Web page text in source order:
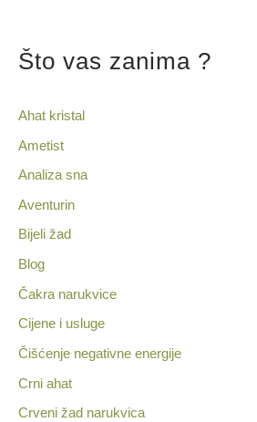
Što vas zanima ?
Ahat kristal
Ametist
Analiza sna
Aventurin
Bijeli žad
Blog
Čakra narukvice
Cijene i usluge
Čišćenje negativne energije
Crni ahat
Crveni žad narukvica